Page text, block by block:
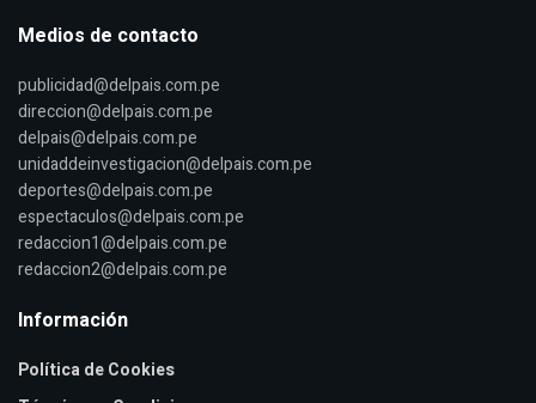
Medios de contacto
publicidad@delpais.com.pe
direccion@delpais.com.pe
delpais@delpais.com.pe
unidaddeinvestigacion@delpais.com.pe
deportes@delpais.com.pe
espectaculos@delpais.com.pe
redaccion1@delpais.com.pe
redaccion2@delpais.com.pe
Información
Política de Cookies